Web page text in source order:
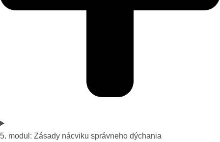
5. modul: Zásady nácviku správneho dýchania